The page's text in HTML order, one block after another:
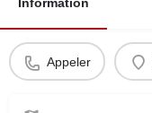
Appeler